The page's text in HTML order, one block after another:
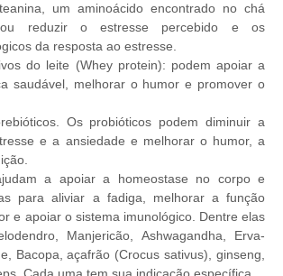
um aminoácido encontrado no chá
reduzir o estresse percebido e os
da resposta ao estresse.
do leite (Whey protein): podem apoiar a
saudável, melhorar o humor e promover o
Os probióticos podem diminuir a
e a ansiedade e melhorar o humor, a
a apoiar a homeostase no corpo e
para aliviar a fadiga, melhorar a função
e apoiar o sistema imunológico. Dentre elas
Manjericão, Ashwagandha, Erva-
Bacopa, açafrão (Crocus sativus), ginseng,